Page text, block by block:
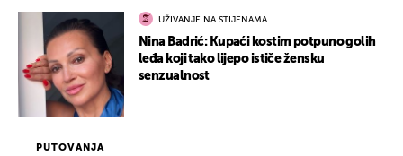
PUTOVANJA
UŽIVANJE NA STIJENAMA
Nina Badrić: Kupaći kostim potpuno golih
leđa koji tako lijepo ističe žensku
senzualnost